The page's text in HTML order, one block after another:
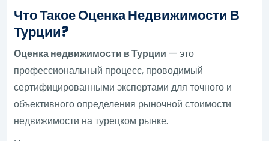
Что Такое Оценка Недвижимости В
Турции?
Оценка недвижимости в Турции — это
профессиональный процесс, проводимый
сертифицированными экспертами для точного и
объективного определения рыночной стоимости
недвижимости на турецком рынке.